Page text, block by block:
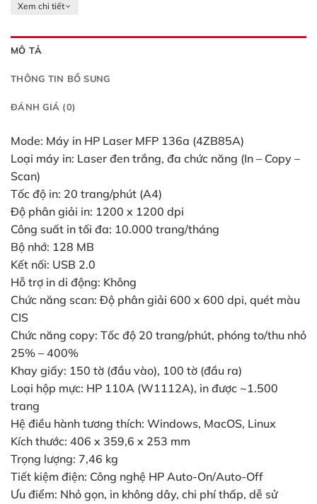
Xem chi tiết
MÔ TẢ
THÔNG TIN BỔ SUNG
ĐÁNH GIÁ (0)
Mode: Máy in HP Laser MFP 136a (4ZB85A)
Loại máy in: Laser đen trắng, đa chức năng (In – Copy –
Scan)
Tốc độ in: 20 trang/phút (A4)
Độ phân giải in: 1200 x 1200 dpi
Công suất in tối đa: 10.000 trang/tháng
Bộ nhớ: 128 MB
Kết nối: USB 2.0
Hỗ trợ in di động: Không
Chức năng scan: Độ phân giải 600 x 600 dpi, quét màu
CIS
Chức năng copy: Tốc độ 20 trang/phút, phóng to/thu nhỏ
25% – 400%
Khay giấy: 150 tờ (đầu vào), 100 tờ (đầu ra)
Loại hộp mực: HP 110A (W1112A), in được ~1.500
trang
Hệ điều hành tương thích: Windows, MacOS, Linux
Kích thước: 406 x 359,6 x 253 mm
Trọng lượng: 7,46 kg
Tiết kiệm điện: Công nghệ HP Auto-On/Auto-Off
Ưu điểm: Nhỏ gọn, in không dây, chi phí thấp, dễ sử